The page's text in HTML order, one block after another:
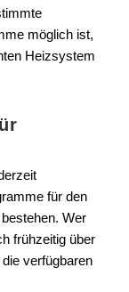
möglich ist,
Heizsystem
für den
Wer
frühzeitig über
verfügbaren